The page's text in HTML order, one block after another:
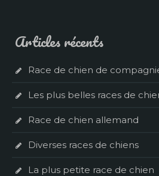
Articles récents
Race de chien de
Les plus belles races de
Race de chien allemand
Diverses races de chiens
La plus petite race de chien